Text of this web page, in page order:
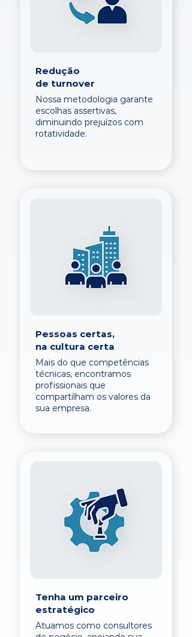
Redução
de turnover
Nossa metodologia garante
escolhas assertivas,
diminuindo prejuízos com
rotatividade.
Pessoas certas,
na cultura certa
Mais do que competências
técnicas, encontramos
profissionais que
compartilham os valores da
sua empresa.
Tenha um parceiro
estratégico
Atuamos como consultores